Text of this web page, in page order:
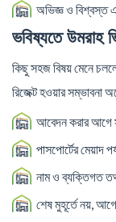
অভিজ্ঞ ও বিশ্বস্ত
ভবিষ্যতে উমরাহ
কিছু সহজ বিষয় মেনে
রিজেক্ট হওয়ার সম্ভাবনা
আবেদন করার আগে
পাসপোর্টের মেয়াদ
নাম ও ব্যক্তিগত
শেষ মুহূর্তে নয়,